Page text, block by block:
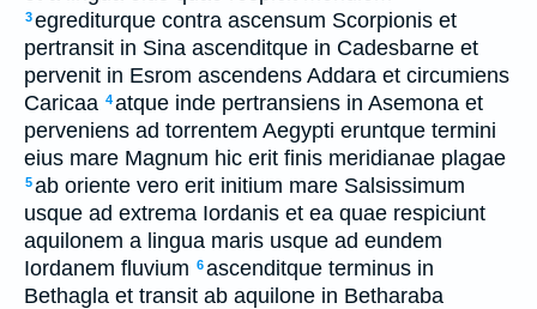
3egrediturque contra ascensum Scorpionis et
pertransit in Sina ascenditque in Cadesbarne et
pervenit in Esrom ascendens Addara et circumiens
Caricaa 4atque inde pertransiens in Asemona et
perveniens ad torrentem Aegypti eruntque termini
eius mare Magnum hic erit finis meridianae plagae
5ab oriente vero erit initium mare Salsissimum
usque ad extrema Iordanis et ea quae respiciunt
aquilonem a lingua maris usque ad eundem
Iordanem fluvium 6ascenditque terminus in
Bethagla et transit ab aquilone in Betharaba